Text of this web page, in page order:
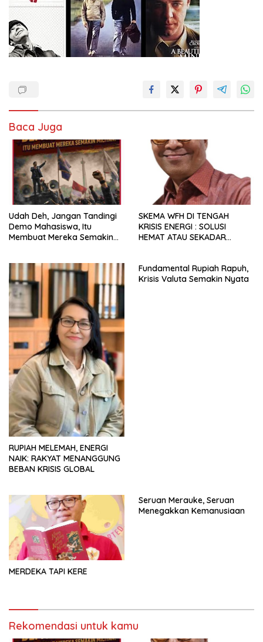
Baca Juga
Udah Deh, Jangan Tandingi
Demo Mahasiswa, Itu
Membuat Mereka Semakin
SKEMA WFH DI TENGAH
KRISIS ENERGI : SOLUSI
HEMAT ATAU SEKADAR
RUPIAH MELEMAH, ENERGI
NAIK: RAKYAT MENANGGUNG
BEBAN KRISIS GLOBAL
Fundamental Rupiah Rapuh,
Krisis Valuta Semakin Nyata
MERDEKA TAPI KERE
Seruan Merauke, Seruan
Menegakkan Kemanusiaan
Rekomendasi untuk kamu